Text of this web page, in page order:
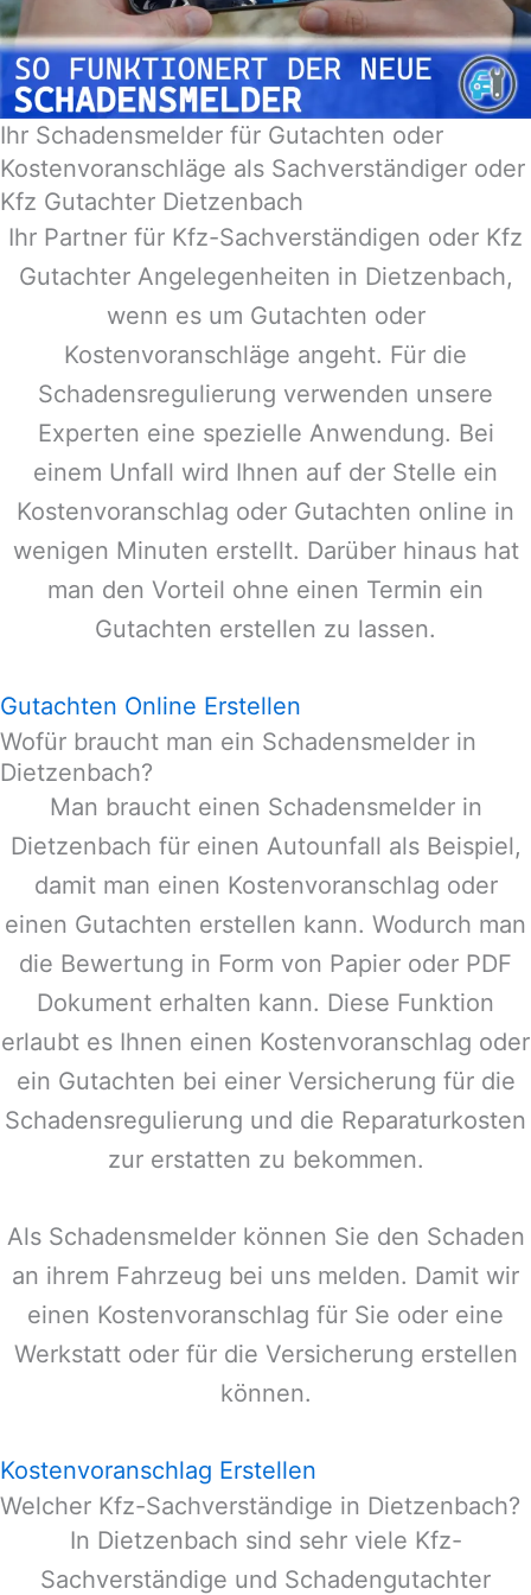
Ihr Schadensmelder für Gutachten oder
Kostenvoranschläge als Sachverständiger oder
Kfz Gutachter Dietzenbach
Ihr Partner für Kfz-Sachverständigen oder Kfz
Gutachter Angelegenheiten in Dietzenbach,
wenn es um Gutachten oder
Kostenvoranschläge angeht. Für die
Schadensregulierung verwenden unsere
Experten eine spezielle Anwendung. Bei
einem Unfall wird Ihnen auf der Stelle ein
Kostenvoranschlag oder Gutachten online in
wenigen Minuten erstellt. Darüber hinaus hat
man den Vorteil ohne einen Termin ein
Gutachten erstellen zu lassen.
Gutachten Online Erstellen
Wofür braucht man ein Schadensmelder in
Dietzenbach?
Man braucht einen Schadensmelder in
Dietzenbach für einen Autounfall als Beispiel,
damit man einen Kostenvoranschlag oder
einen Gutachten erstellen kann. Wodurch man
die Bewertung in Form von Papier oder PDF
Dokument erhalten kann. Diese Funktion
erlaubt es Ihnen einen Kostenvoranschlag oder
ein Gutachten bei einer Versicherung für die
Schadensregulierung und die Reparaturkosten
zur erstatten zu bekommen.
Als Schadensmelder können Sie den Schaden
an ihrem Fahrzeug bei uns melden. Damit wir
einen Kostenvoranschlag für Sie oder eine
Werkstatt oder für die Versicherung erstellen
können.
Kostenvoranschlag Erstellen
Welcher Kfz-Sachverständige in Dietzenbach?
In Dietzenbach sind sehr viele Kfz-
Sachverständige und Schadengutachter